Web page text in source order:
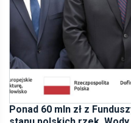
Ponad 60 mln zł z